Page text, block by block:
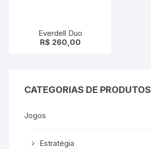
Everdell Duo
R$260,00
CATEGORIAS DE PRODUTOS
Jogos
Estratégia